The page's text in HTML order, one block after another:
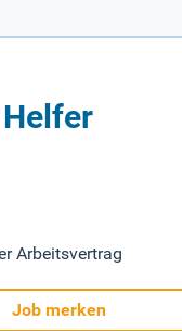
Arbeitsvertrag
Job merken